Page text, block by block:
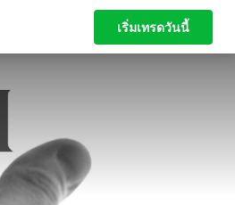
เริ่มเทรดวันนี้
เริ่มเทรดวันนี้